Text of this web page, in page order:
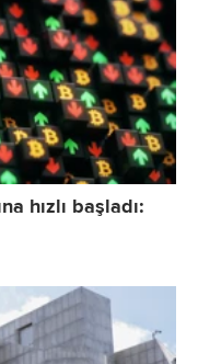
hızlı başladı: